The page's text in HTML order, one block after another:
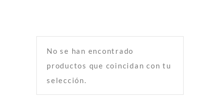
No se han encontrado
productos que coincidan con tu
selección.